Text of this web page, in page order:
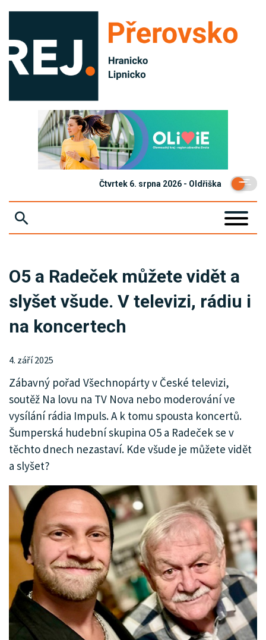
Čtvrtek 6. srpna 2026 - Oldřiška
KRIMI
SPORT
KULTURA
SPOLEČNOST
INZERCE
O5 a Radeček můžete vidět a
slyšet všude. V televizi, rádiu i
na koncertech
4. září 2025
Zábavný pořad Všechnopárty v České televizi,
soutěž Na lovu na TV Nova nebo moderování ve
vysílání rádia Impuls. A k tomu spousta koncertů.
Šumperská hudební skupina O5 a Radeček se v
těchto dnech nezastaví. Kde všude je můžete vidět
a slyšet?